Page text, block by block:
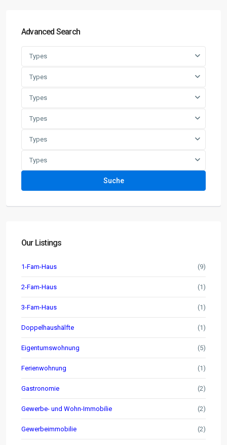
Advanced Search
Types
Types
Types
Types
Types
Types
Suche
Our Listings
1-Fam-Haus (9)
2-Fam-Haus (1)
3-Fam-Haus (1)
Doppelhaushälfte (1)
Eigentumswohnung (5)
Ferienwohnung (1)
Gastronomie (2)
Gewerbe- und Wohn-Immobilie (2)
Gewerbeimmobilie (2)